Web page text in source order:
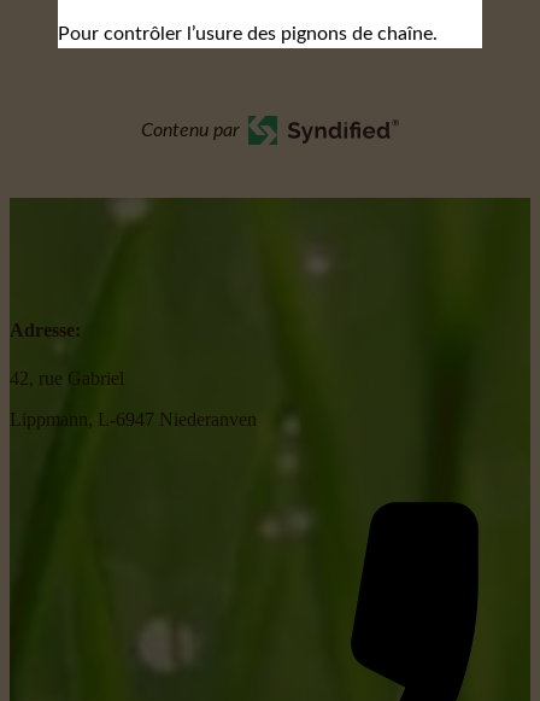
Pour contrôler l’usure des pignons de chaîne.
Contenu par
Adresse:
42, rue Gabriel
Lippmann, L-6947 Niederanven